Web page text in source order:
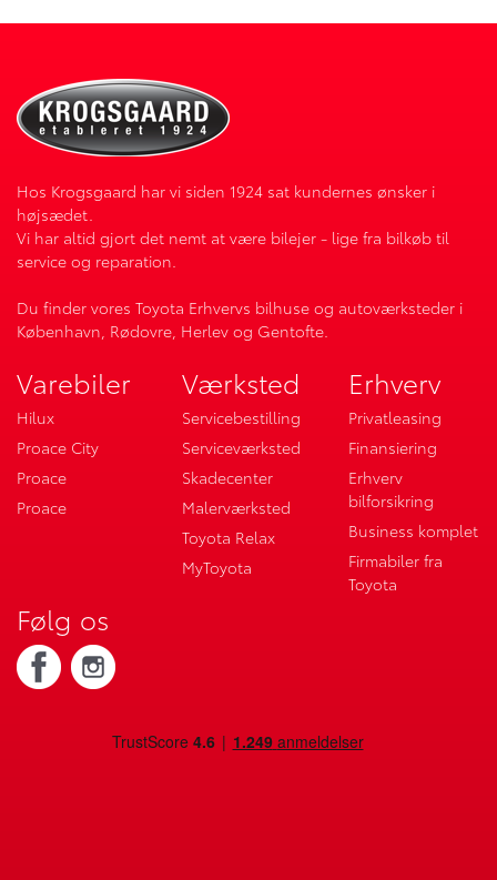
Hos Krogsgaard har vi siden 1924 sat kundernes ønsker i
højsædet.
Vi har altid gjort det nemt at være bilejer - lige fra bilkøb til
service og reparation.
Du finder vores Toyota Erhvervs bilhuse og autoværksteder i
København, Rødovre, Herlev og Gentofte.
Varebiler
Hilux
Proace City
Proace
Proace
Værksted
Servicebestilling
Serviceværksted
Skadecenter
Malerværksted
Toyota Relax
MyToyota
Erhverv
Privatleasing
Finansiering
Erhverv
bilforsikring
Business komplet
Firmabiler fra
Toyota
Følg os